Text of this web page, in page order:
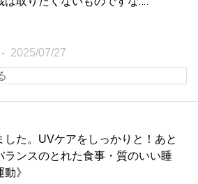
2025/07/27
した。UVケアをしっかりと！あと
ランスのとれた食事・質のいい睡
》